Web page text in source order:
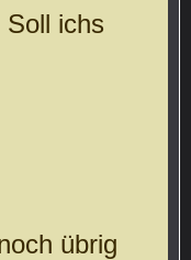
ichs
übrig